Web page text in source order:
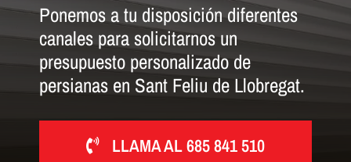
Ponemos a tu disposición diferentes
canales para solicitarnos un
presupuesto personalizado de
persianas en Sant Feliu de Llobregat.
LLAMA AL 685 841 510